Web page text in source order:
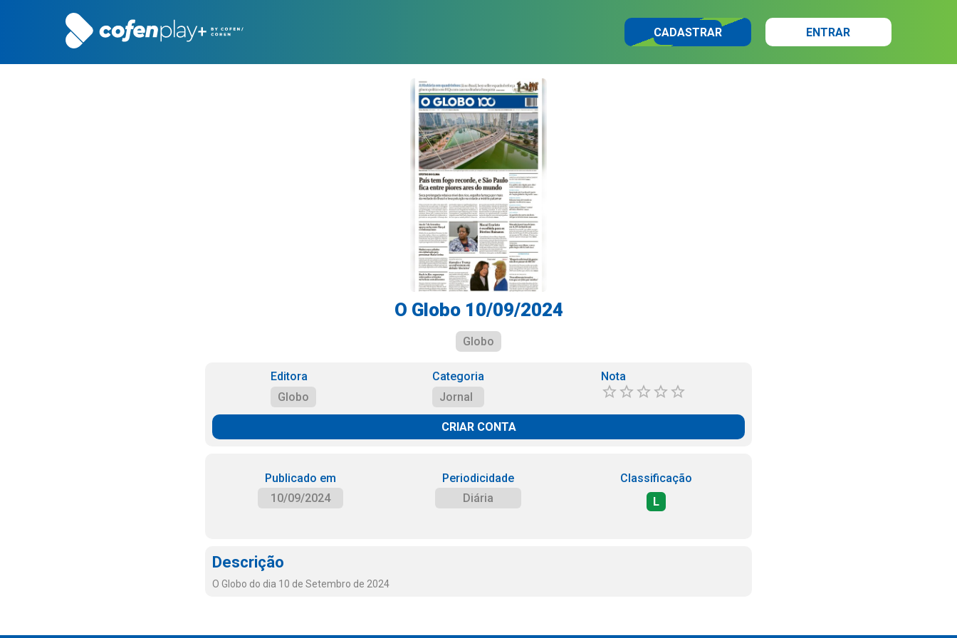
CADASTRAR ENTRAR
O Globo 10/09/2024
Globo
Editora
Globo
Categoria
Jornal
Nota
CRIAR CONTA
Publicado em
10/09/2024
Periodicidade
Diária
Classificação
L
Descrição
O Globo do dia 10 de Setembro de 2024